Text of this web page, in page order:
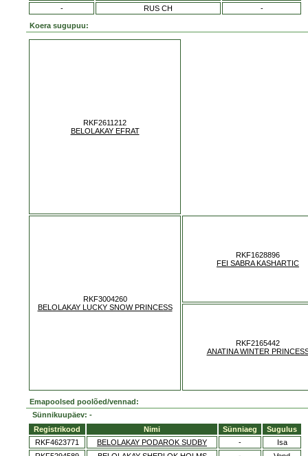
-
RUS CH -
Koera sugupuu:
RKF2611212
BELOLAKAY EFRAT
RKF3004260
BELOLAKAY LUCKY SNOW PRINCESS
RKF1628896
FEI SABRA KASHARTIC
RKF2165442
ANATINA WINTER
Emapoolsed poolõed/vennad:
Sünnikuupäev: -
Registrikood
Nimi Sünniaeg
Sugulus
RKF4623771
BELOLAKAY PODAROK SUDBY -
Isa